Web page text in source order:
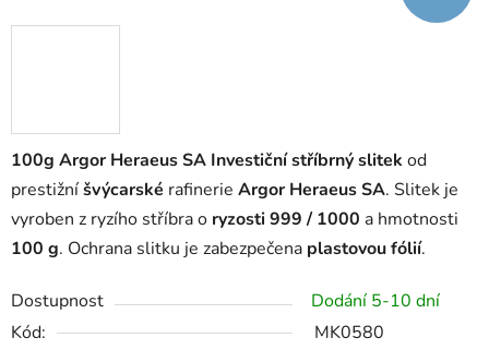
100g Argor Heraeus SA Investiční stříbrný slitek od
prestižníšvýcarské rafinerie Argor Heraeus SA. Slitek je
vyroben z ryzího stříbra o ryzosti 999 / 1000 a hmotnosti
100 g. Ochrana slitku je zabezpečena plastovou fólií.
Dostupnost
Dodání 5-10 dní
Kód:
MK0580